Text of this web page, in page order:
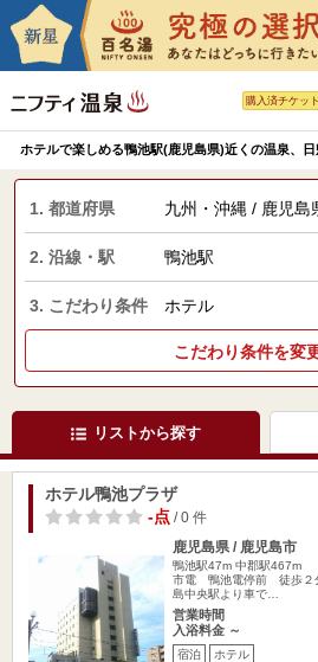
購入済チケッ
ホテルで楽しめる鴨池駅(鹿児島県)近くの温泉、
1. 都道府県 九州・沖縄 / 鹿児島
2. 沿線・駅 鴨池駅
3. こだわり条件 ホテル
こだわり条件を変
リストから探す
ホテル鴨池プラザ
-点/ 0 件
鹿児島県 / 鹿児島市
鴨池駅47m 中郡駅467m
市電 鴨池電停前 徒歩
島中央駅より車で…
営業時間
入浴料金 ～
宿泊 ホテル